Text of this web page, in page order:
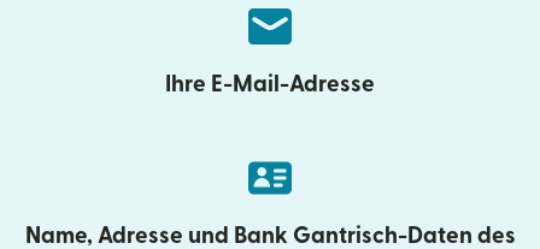
Ihre E-Mail-Adresse
Name, Adresse und Bank Gantrisch-Daten des